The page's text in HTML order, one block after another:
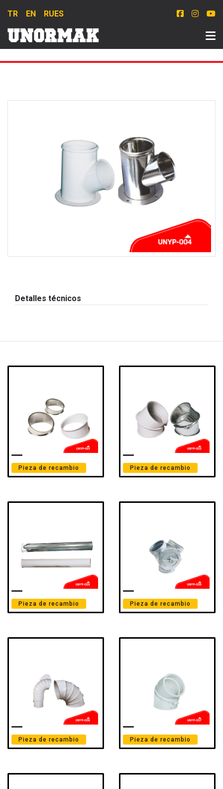
TR EN RUES
Detalles técnicos
Pieza de recambio Pieza de recambio
Pieza de recambio Pieza de recambio
Pieza de recambio Pieza de recambio